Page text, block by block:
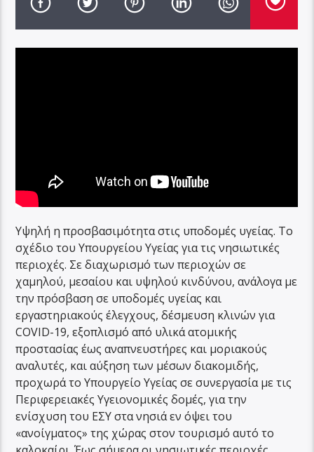
Υψηλή η προσβασιμότητα στις υποδομές υγείας. Το
σχέδιο του Υπουργείου Υγείας για τις νησιωτικές
περιοχές. Σε διαχωρισμό των περιοχών σε
χαμηλού, μεσαίου και υψηλού κινδύνου, ανάλογα με
την πρόσβαση σε υποδομές υγείας και
εργαστηριακούς έλεγχους, δέσμευση κλινών για
COVID-19, εξοπλισμό από υλικά ατομικής
προστασίας έως αναπνευστήρες και μοριακούς
αναλυτές, και αύξηση των μέσων διακομιδής,
προχωρά το Υπουργείο Υγείας σε συνεργασία με τις
Περιφερειακές Υγειονομικές δομές, για την
ενίσχυση του ΕΣΥ στα νησιά εν όψει του
«ανοίγματος» της χώρας στον τουρισμό αυτό το